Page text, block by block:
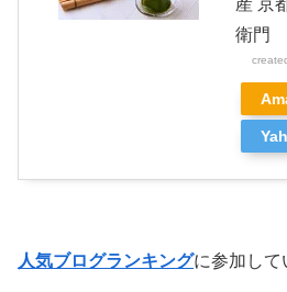
産 京
衛門
人気ブログランキングに参加して